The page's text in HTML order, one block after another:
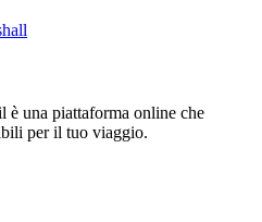
è una piattaforma online che
per il tuo viaggio.